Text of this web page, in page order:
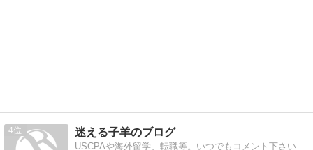
4 迷える子羊のブログ
USCPAや海外留学、転職等。いつでもコメント下さい